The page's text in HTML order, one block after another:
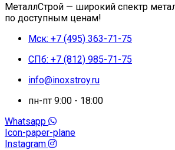
МеталлСтрой — широкий спектр
по доступным ценам!
Мск: +7 (495) 363-71-75
СПб: +7 (812) 985-71-75
info@inoxstroy.ru
пн-пт 9:00 - 18:00
Whatsapp
Icon-paper-plane
Instagram